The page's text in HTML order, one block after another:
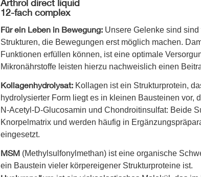
Arthrol direct liquid
12-fach complex
Für ein Leben in Bewegung: Unsere Gelenke sind
Strukturen, die Bewegungen erst möglich machen.
Funktionen erfüllen können, ist eine optimale
Mikronährstoffe leisten hierzu nachweislich einen
Kollagenhydrolysat: Kollagen ist ein Strukturprotein,
hydrolysierter Form liegt es in kleinen Bausteinen vor,
N-Acetyl-D-Glucosamin und Chondroitinsulfat: Beide
Knorpelmatrix und werden häufig in
eingesetzt.
MSM (Methylsulfonylmethan) ist eine organische
ein Baustein vieler körpereigener Strukturproteine ist.